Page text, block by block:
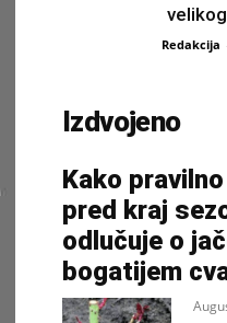
Redakcija
Izdvojeno
Kako
pred kraj
odlučuje o
bogatijem